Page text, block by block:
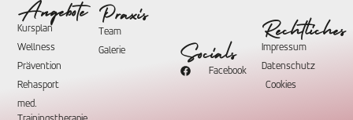
Angebote
Kursplan
Wellness
Prävention
Rehasport
med.
Praxis
Team
Galerie
Socials
Facebook
Rechtliches
Impressum
Datenschutz
Cookies